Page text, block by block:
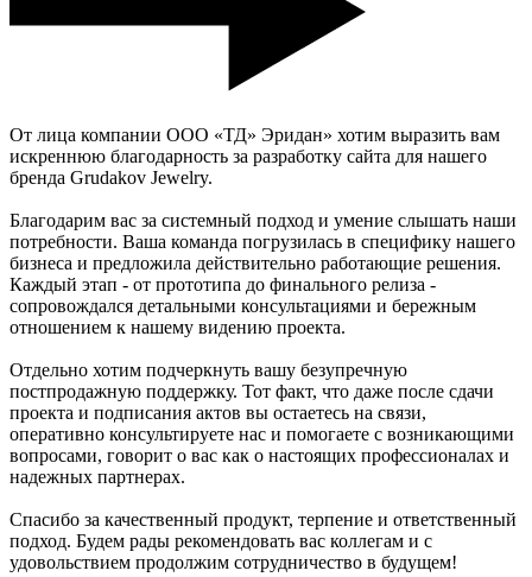
От лица компании ООО «ТД» Эридан» хотим выразить вам
искреннюю благодарность за разработку сайта для нашего
бренда Grudakov Jewelry.
Благодарим вас за системный подход и умение слышать наши
потребности. Ваша команда погрузилась в специфику нашего
бизнеса и предложила действительно работающие решения.
Каждый этап - от прототипа до финального релиза -
сопровождался детальными консультациями и бережным
отношением к нашему видению проекта.
Отдельно хотим подчеркнуть вашу безупречную
постпродажную поддержку. Тот факт, что даже после сдачи
проекта и подписания актов вы остаетесь на связи,
оперативно консультируете нас и помогаете с возникающими
вопросами, говорит о вас как о настоящих профессионалах и
надежных партнерах.
Спасибо за качественный продукт, терпение и ответственный
подход. Будем рады рекомендовать вас коллегам и с
удовольствием продолжим сотрудничество в будущем!